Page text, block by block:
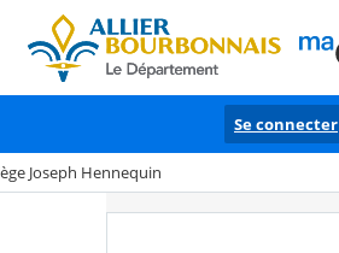
Se connecter
Joseph Hennequin